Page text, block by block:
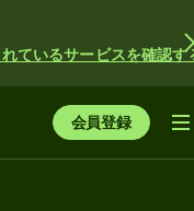
ているサービスを確認す
会員登録